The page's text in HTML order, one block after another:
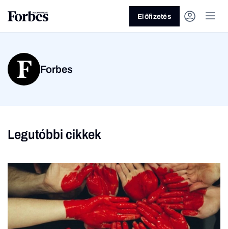
Előfizetés
Forbes
Legutóbbi cikkek